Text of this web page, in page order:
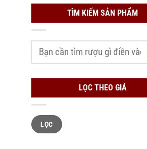
TÌM KIẾM SẢN PHẨM
Tìm
kiếm:
LỌC THEO GIÁ
Giá
tối
thiểu
Giá
tối
đa
LỌC